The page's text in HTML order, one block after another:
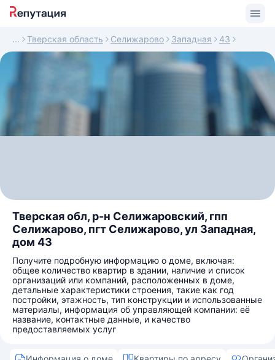
Тверская область Селижарово Западная 43
Тверская обл, р-н Селижаровский, гпп
Селижарово, пгт Селижарово, ул Западная,
дом 43
Получите подробную информацию о доме, включая:
общее количество квартир в здании, наличие и список
организаций или компаний, расположенных в доме,
детальные характеристики строения, такие как год
постройки, этажность, тип конструкции и использованные
материалы, информация об управляющей компании: её
название, контактные данные, и качество
предоставляемых услуг